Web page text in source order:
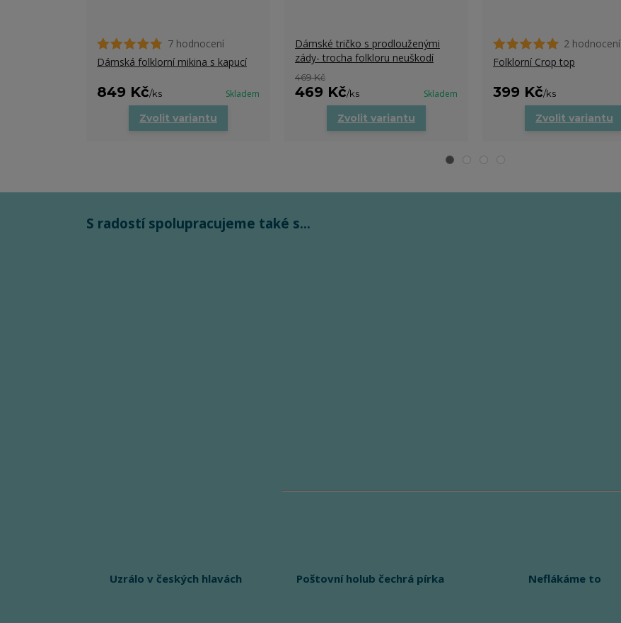
7 hodnocení
Dámská folklorní mikina s kapucí
849 Kč/ks Skladem
Zvolit variantu
Dámské tričko s prodlouženými
zády- trocha folkloru neuškodí
469 Kč
469 Kč/ks Skladem
Zvolit variantu
2 hodnocení
Folklorní Crop top
399 Kč/ks
Zvolit variantu
S radostí spolupracujeme také s...
Uzrálo v českých hlavách Poštovní holub čechrá pírka Neflákáme to